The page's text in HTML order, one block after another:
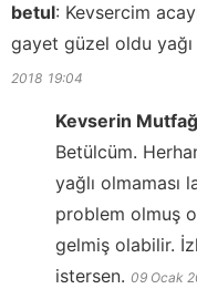
betul: Kevsercim
gayet güzel oldu
2018 19:04
Kevserin
Betülcüm.
yağlı olmaması
problem olmuş
gelmiş olabilir.
istersen. 09 Ocak